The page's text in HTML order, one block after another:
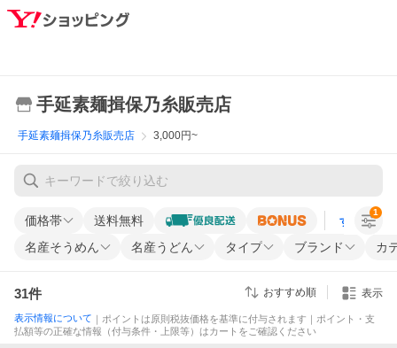
手延素麺揖保乃糸販売店
手延素麺揖保乃糸販売店 3,000円~
価格帯 送料無料 すべての条
名産そうめん 名産うどん タイプ ブランド カ
1
31件 おすすめ順 表示
表示情報について ｜ポイントは原則税抜価格を基準に付与されます｜ポイント・支
払額等の正確な情報（付与条件・上限等）はカートをご確認ください